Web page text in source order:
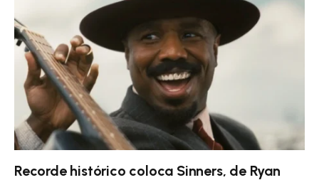
Recorde histórico coloca Sinners, de Ryan